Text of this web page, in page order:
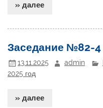
» далее
Заседание №82-
13.11.2025 admin
2025 год
» далее